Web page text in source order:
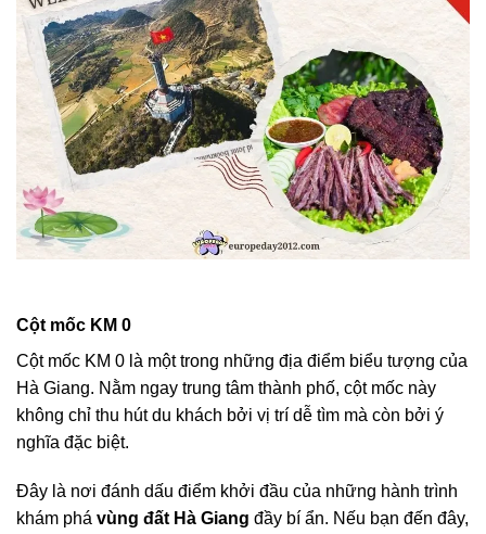
Cột mốc KM 0
Cột mốc KM 0 là một trong những địa điểm biểu tượng của
Hà Giang. Nằm ngay trung tâm thành phố, cột mốc này
không chỉ thu hút du khách bởi vị trí dễ tìm mà còn bởi ý
nghĩa đặc biệt.
Đây là nơi đánh dấu điểm khởi đầu của những hành trình
khám phá vùng đất Hà Giang đầy bí ẩn. Nếu bạn đến đây,